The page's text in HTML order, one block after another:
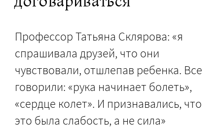
Профессор Татьяна Склярова: «я
спрашивала друзей, что они
чувствовали, отшлепав ребенка. Все
говорили: «рука начинает болеть»,
«сердце колет». И признавались, что
это была слабость, а не сила»